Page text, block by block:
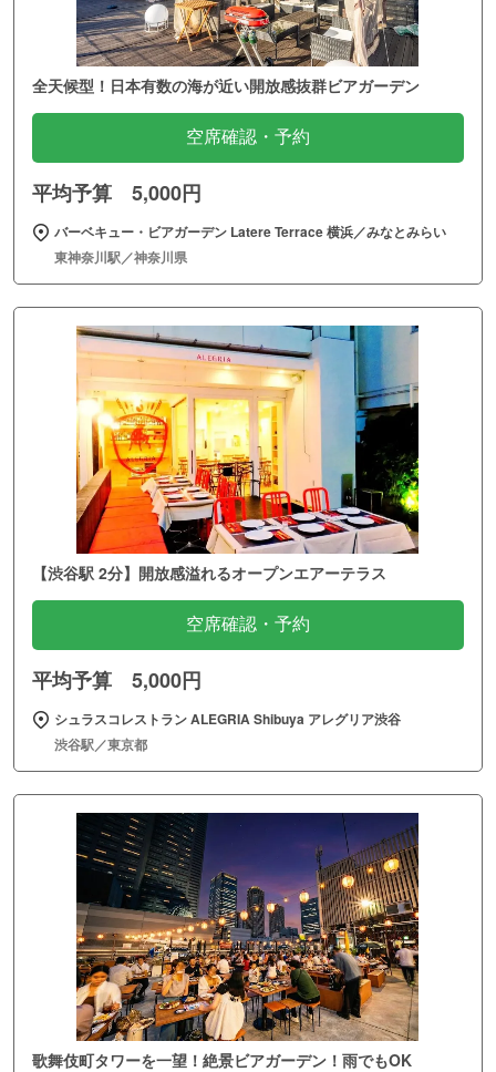
全天候型！日本有数の海が近い開放感抜群ビアガーデン
空席確認・予約
平均予算 5,000円
バーベキュー・ビアガーデン Latere Terrace 横浜／みなとみらい
東神奈川駅／神奈川県
【渋谷駅 2分】開放感溢れるオープンエアーテラス
空席確認・予約
平均予算 5,000円
シュラスコレストラン ALEGRIA Shibuya アレグリア渋谷
渋谷駅／東京都
歌舞伎町タワーを一望！絶景ビアガーデン！雨でもOK